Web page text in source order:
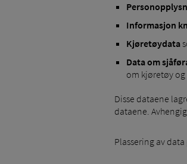
Informasjon
Kjøretøydata
Data om
om kjøretøy
Disse dataene
dataene.
Plassering av